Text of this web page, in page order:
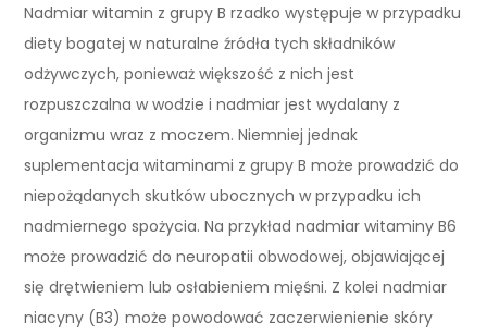
Nadmiar witamin z grupy B rzadko występuje w przypadku
diety bogatej w naturalne źródła tych składników
odżywczych, ponieważ większość z nich jest
rozpuszczalna w wodzie i nadmiar jest wydalany z
organizmu wraz z moczem. Niemniej jednak
suplementacja witaminami z grupy B może prowadzić do
niepożądanych skutków ubocznych w przypadku ich
nadmiernego spożycia. Na przykład nadmiar witaminy B6
może prowadzić do neuropatii obwodowej, objawiającej
się drętwieniem lub osłabieniem mięśni. Z kolei nadmiar
niacyny (B3) może powodować zaczerwienienie skóry